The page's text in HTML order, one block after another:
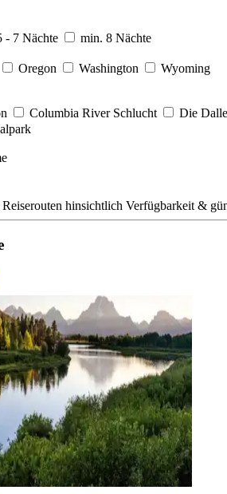
- 7 Nächte
min. 8 Nächte
Oregon Washington Wyoming
Columbia River Schlucht Die
Reiserouten hinsichtlich Verfügbarkeit &